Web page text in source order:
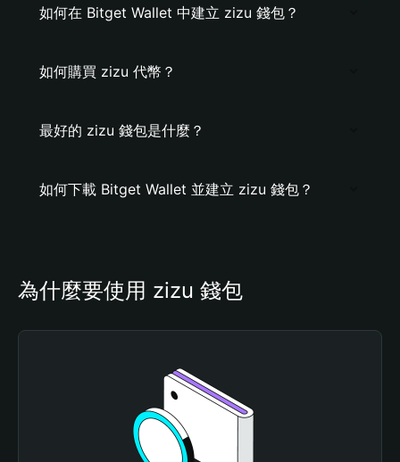
如何在 Bitget Wallet 中建立 zizu 錢包？
如何購買 zizu 代幣？
最好的 zizu 錢包是什麼？
如何下載 Bitget Wallet 並建立 zizu 錢包？
為什麼要使用 zizu 錢包